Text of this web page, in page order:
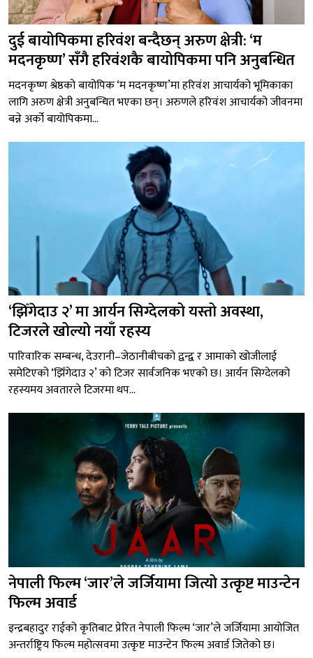
दुई बायोपिकमा हरिवंश बन्दैछन् अरुण क्षेत्री: ‘म
मदनकृष्ण’ सँगै हरिवंशकै बायोपिकमा पनि अनुबन्धित
मदनकृष्ण श्रेष्ठको बायोपिक ‘म मदनकृष्ण’मा हरिवंश आचार्यको भूमिकाका
लागि अरुण क्षेत्री अनुबन्धित भएका छन्। अरुणले हरिवंश आचार्यको जीवनमा
बन्ने अर्को बायोपिकमा...
‘झिँगेदाउ २’ मा आर्यन सिग्देलको यस्तो अवस्था,
टिजरले खोल्यो नयाँ रहस्य
पारिवारिक सम्बन्ध, देउरानी–जेठानीबीचको द्वन्द्व र आमाको खोजीलाई
समेटिएको ‘झिँगेदाउ २’ को टिजर सार्वजनिक भएको छ। आर्यन सिग्देलको
रहस्यमय अवतारले टिजरमा थप...
नेपाली फिल्म ‘जार’ले जर्जियामा जित्यो उत्कृष्ट माउन्टेन
फिल्म अवार्ड
इन्द्रबहादुर राईको कृतिबाट प्रेरित नेपाली फिल्म ‘जार’ले जर्जियामा आयोजित
अन्तर्राष्ट्रिय फिल्म महोत्सवमा उत्कृष्ट माउन्टेन फिल्म अवार्ड जितेको छ।